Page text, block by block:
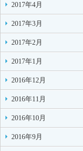
2017年4月
2017年3月
2017年2月
2017年1月
2016年12月
2016年11月
2016年10月
2016年9月